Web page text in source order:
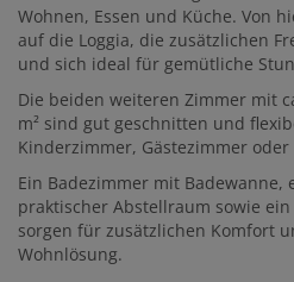
Wohnen, Essen und Küche. Von
auf die Loggia, die zusätzlichen
und sich ideal für gemütliche
Die beiden weiteren Zimmer mit
m² sind gut geschnitten und
Kinderzimmer, Gästezimmer
Ein Badezimmer mit Badewanne,
praktischer Abstellraum sowie
sorgen für zusätzlichen Komfort
Wohnlösung.